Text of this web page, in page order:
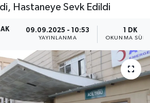
Hastaneye Sevk Edildi
09.09.2025 - 10:53
YAYINLANMA
1 DK
OKUNMA